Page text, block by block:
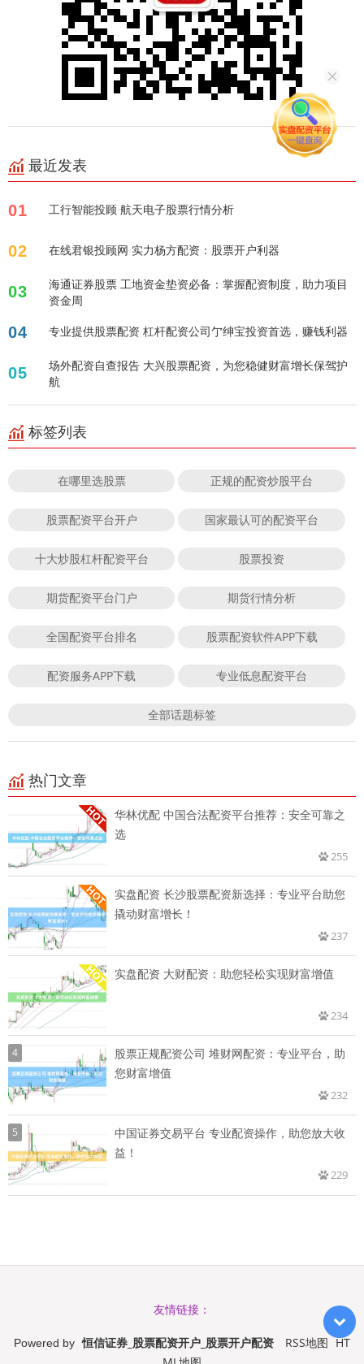
最近发表
01 工行智能投顾 航天电子股票行情分析
02 在线君银投顾网 实力杨方配资：股票开户利器
03
海通证券股票 工地资金垫资必备：掌握配资制度，助力项目
资金周
04 专业提供股票配资 杠杆配资公司亇绅宝投资首选，赚钱利器
05
场外配资自查报告 大兴股票配资，为您稳健财富增长保驾护
航
标签列表
在哪里选股票 正规的配资炒股平台
股票配资平台开户 国家最认可的配资平台
十大炒股杠杆配资平台 股票投资
期货配资平台门户 期货行情分析
全国配资平台排名 股票配资软件APP下载
配资服务APP下载 专业低息配资平台
全部话题标签
热门文章
华林优配 中国合法配资平台推荐：安全可靠之
选
255
实盘配资 长沙股票配资新选择：专业平台助您
撬动财富增长！
237
实盘配资 大财配资：助您轻松实现财富增值
234
4
股票正规配资公司 堆财网配资：专业平台，助
您财富增值
232
5
中国证券交易平台 专业配资操作，助您放大收
益！
229
友情链接：
Powered by 恒信证券_股票配资开户_股票开户配资 RSS地图 HT